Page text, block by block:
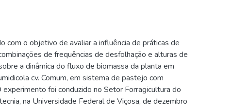
com o objetivo de avaliar a influência de práticas de
de frequências de desfolhação e alturas de
a dinâmica do fluxo de biomassa da planta em
cv. Comum, em sistema de pastejo com
foi conduzido no Setor Forragicultura do
na Universidade Federal de Viçosa, de dezembro